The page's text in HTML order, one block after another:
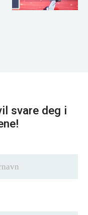
svare deg i